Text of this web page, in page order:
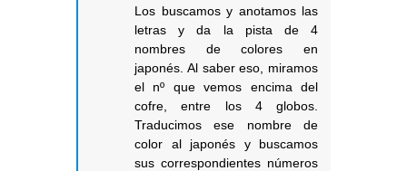
Los buscamos y anotamos las
letras y da la pista de 4
nombres de colores en
japonés. Al saber eso, miramos
el nº que vemos encima del
cofre, entre los 4 globos.
Traducimos ese nombre de
color al japonés y buscamos
sus correspondientes números